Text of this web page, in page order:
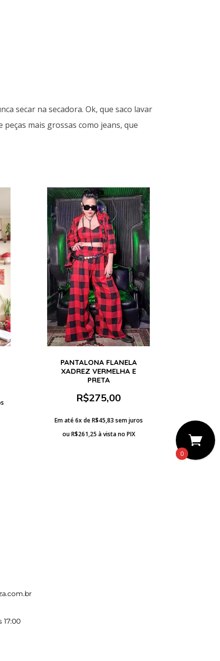
secar na secadora. Ok, que saco lavar
mais grossas como jeans, que
PANTALONA FLANELA
XADREZ VERMELHA E
PRETA
R$275,00
Em até 6x deR$45,83 sem juros
ou R$261,25 à vista no PIX
17:00
0